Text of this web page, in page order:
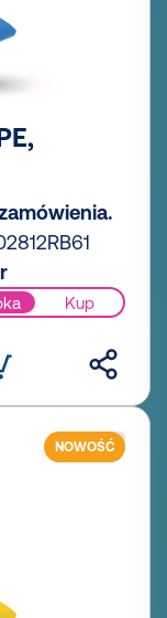
Kup
NOWOŚĆ